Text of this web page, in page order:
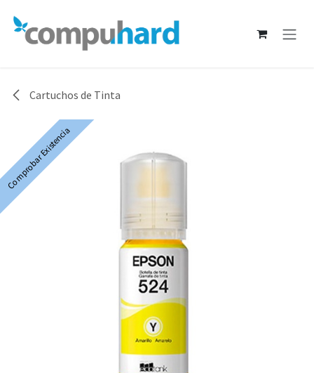
Cartuchos de Tinta
Comprobar Existencia